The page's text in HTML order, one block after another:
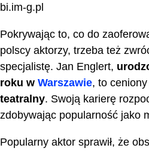
bi.im-g.pl
Pokrywając to, co do
polscy aktorzy, trzeba też
specjalistę. Jan Englert,
roku w Warszawie, to
teatralny. Swoją karierę
zdobywając popularność jako
Popularny aktor sprawił, że